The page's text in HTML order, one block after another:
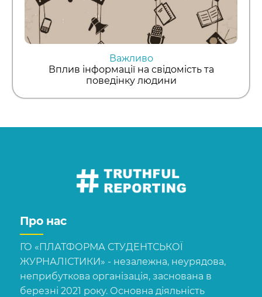
Важливо
Вплив інформації на свідомість та
поведінку людини
Про нас
ГО «ПЛАТФОРМА СТУДЕНТСЬКОЇ
ЖУРНАЛІСТИКИ» - незалежна, неурядова,
неприбуткова організація, заснована в
березні 2021 року. Основна діяльність